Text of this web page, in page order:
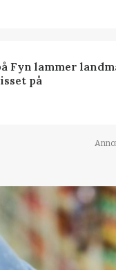
Fyn lammer
på